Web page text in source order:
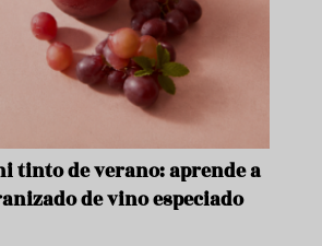
tinto de verano: aprende a
de vino especiado